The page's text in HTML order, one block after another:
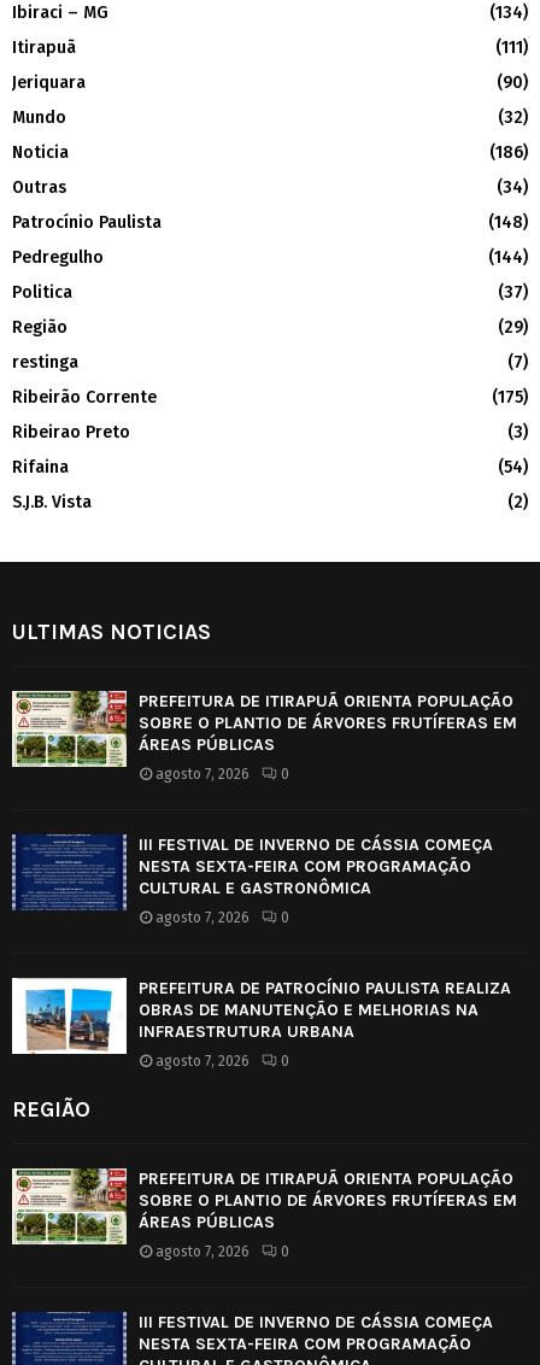
Ibiraci – MG
(134)
Itirapuã
(111)
Jeriquara
(90)
Mundo
(32)
Noticia
(186)
Outras
(34)
Patrocínio Paulista
(148)
Pedregulho
(144)
Politica
(37)
Região
(29)
restinga
(7)
Ribeirão Corrente
(175)
Ribeirao Preto
(3)
Rifaina
(54)
S.J.B. Vista
(2)
ULTIMAS NOTICIAS
PREFEITURA DE ITIRAPUÃ ORIENTA POPULAÇÃO
SOBRE O PLANTIO DE ÁRVORES FRUTÍFERAS EM
ÁREAS PÚBLICAS
agosto 7, 2026 0
III FESTIVAL DE INVERNO DE CÁSSIA COMEÇA
NESTA SEXTA-FEIRA COM PROGRAMAÇÃO
CULTURAL E GASTRONÔMICA
agosto 7, 2026 0
PREFEITURA DE PATROCÍNIO PAULISTA REALIZA
OBRAS DE MANUTENÇÃO E MELHORIAS NA
INFRAESTRUTURA URBANA
agosto 7, 2026 0
REGIÃO
PREFEITURA DE ITIRAPUÃ ORIENTA POPULAÇÃO
SOBRE O PLANTIO DE ÁRVORES FRUTÍFERAS EM
ÁREAS PÚBLICAS
agosto 7, 2026 0
III FESTIVAL DE INVERNO DE CÁSSIA COMEÇA
NESTA SEXTA-FEIRA COM PROGRAMAÇÃO